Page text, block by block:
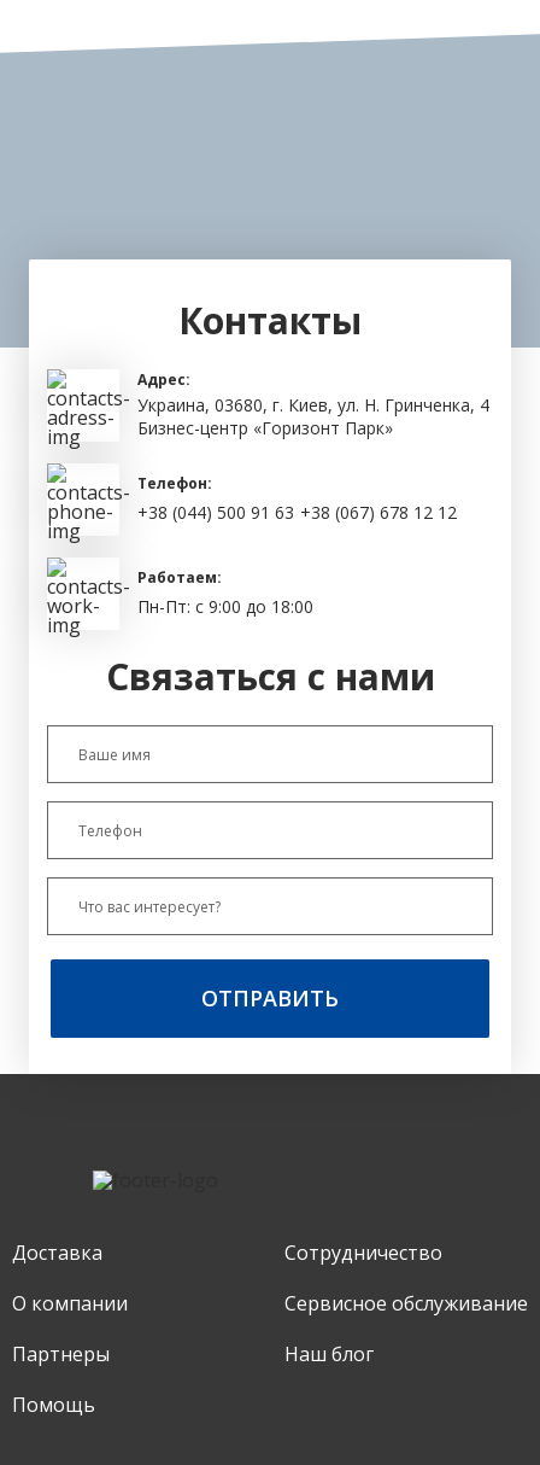
Контакты
Адрес:
Украина, 03680, г. Киев, ул. Н. Гринченка, 4
Бизнес-центр «Горизонт Парк»
Телефон:
+38 (044) 500 91 63 +38 (067) 678 12 12
Работаем:
Пн-Пт: с 9:00 до 18:00
Связаться с нами
ОТПРАВИТЬ
Доставка
О компании
Партнеры
Помощь
Сотрудничество
Сервисное обслуживание
Наш блог